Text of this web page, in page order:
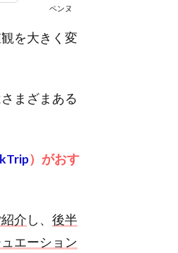
ペンヌ
を大きく変
まざまある
）がおす
介 し、 後半
エーション